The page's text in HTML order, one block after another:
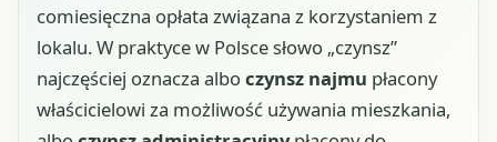
comiesięczna opłata związana z korzystaniem z
lokalu. W praktyce w Polsce słowo „czynsz”
najczęściej oznacza alboczynsz najmu płacony
właścicielowi za możliwość używania mieszkania,